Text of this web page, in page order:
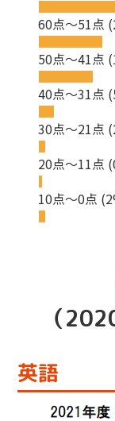
60点～51点
50点～41点
40点～31点
30点～21点
20点～11点
10点～0点
（
英語